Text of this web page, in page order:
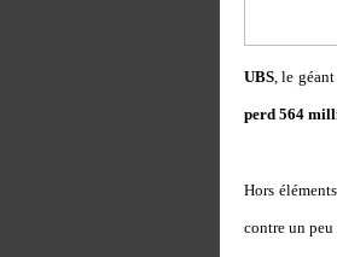
UBS, le
perd 564
Hors
contre un